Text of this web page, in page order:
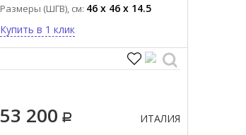
Размеры (ШГВ), см: 46 x 46 x 14.5
Купить в 1 клик
53 200
ИТАЛИЯ